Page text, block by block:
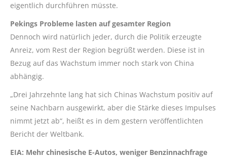
eigentlich durchführen müsste.
Pekings Probleme lasten auf gesamter Region
Dennoch wird natürlich jeder, durch die Politik erzeugte
Anreiz, vom Rest der Region begrüßt werden. Diese ist in
Bezug auf das Wachstum immer noch stark von China
abhängig.
„Drei Jahrzehnte lang hat sich Chinas Wachstum positiv auf
seine Nachbarn ausgewirkt, aber die Stärke dieses Impulses
nimmt jetzt ab“, heißt es in dem gestern veröffentlichten
Bericht der Weltbank.
EIA: Mehr chinesische E-Autos, weniger Benzinnachfrage